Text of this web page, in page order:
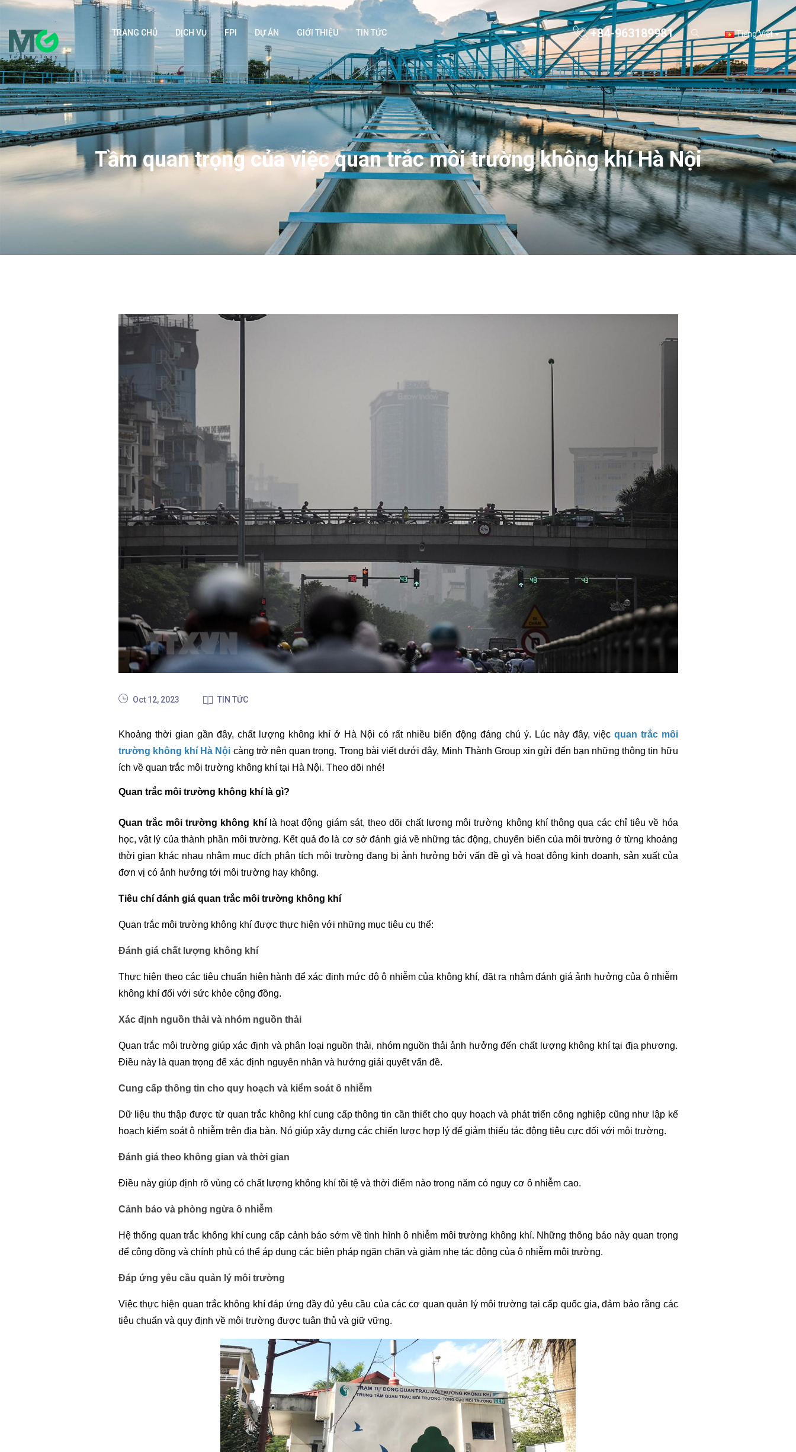
TRANG CHỦ DỊCH VỤ FPI DỰ ÁN GIỚI THIỆU TIN TỨC +84-963189981 Tiếng Việt
Tầm quan trọng của việc quan trắc môi trường không khí Hà Nội
Oct 12, 2023 TIN TỨC
Khoảng thời gian gần đây, chất lượng không khí ở Hà Nội có rất nhiều biến động đáng chú ý. Lúc này đây, việc quan trắc môi
trường không khí Hà Nội càng trở nên quan trọng. Trong bài viết dưới đây, Minh Thành Group xin gửi đến bạn những thông tin hữu
ích về quan trắc môi trường không khí tại Hà Nội. Theo dõi nhé!
Quan trắc môi trường không khí là gì?
Quan trắc môi trường không khílà hoạt động giám sát, theo dõi chất lượng môi trường không khí thông qua các chỉ tiêu về hóa
học, vật lý của thành phần môi trường. Kết quả đo là cơ sở đánh giá về những tác động, chuyển biến của môi trường ở từng khoảng
thời gian khác nhau nhằm mục đích phân tích môi trường đang bị ảnh hưởng bởi vấn đề gì và hoạt động kinh doanh, sản xuất của
đơn vị có ảnh hưởng tới môi trường hay không.
Tiêu chí đánh giá quan trắc môi trường không khí
Quan trắc môi trường không khí được thực hiện với những mục tiêu cụ thể:
Đánh giá chất lượng không khí
Thực hiện theo các tiêu chuẩn hiện hành để xác định mức độ ô nhiễm của không khí, đặt ra nhằm đánh giá ảnh hưởng của ô nhiễm
không khí đối với sức khỏe cộng đồng.
Xác định nguồn thải và nhóm nguồn thải
Quan trắc môi trường giúp xác định và phân loại nguồn thải, nhóm nguồn thải ảnh hưởng đến chất lượng không khí tại địa phương.
Điều này là quan trọng để xác định nguyên nhân và hướng giải quyết vấn đề.
Cung cấp thông tin cho quy hoạch và kiểm soát ô nhiễm
Dữ liệu thu thập được từ quan trắc không khí cung cấp thông tin cần thiết cho quy hoạch và phát triển công nghiệp cũng như lập kế
hoạch kiểm soát ô nhiễm trên địa bàn. Nó giúp xây dựng các chiến lược hợp lý để giảm thiểu tác động tiêu cực đối với môi trường.
Đánh giá theo không gian và thời gian
Điều này giúp định rõ vùng có chất lượng không khí tồi tệ và thời điểm nào trong năm có nguy cơ ô nhiễm cao.
Cảnh bảo và phòng ngừa ô nhiễm
Hệ thống quan trắc không khí cung cấp cảnh báo sớm về tình hình ô nhiễm môi trường không khí. Những thông báo này quan trọng
để cộng đồng và chính phủ có thể áp dụng các biện pháp ngăn chặn và giảm nhẹ tác động của ô nhiễm môi trường.
Đáp ứng yêu cầu quản lý môi trường
Việc thực hiện quan trắc không khí đáp ứng đầy đủ yêu cầu của các cơ quan quản lý môi trường tại cấp quốc gia, đảm bảo rằng các
tiêu chuẩn và quy định về môi trường được tuân thủ và giữ vững.